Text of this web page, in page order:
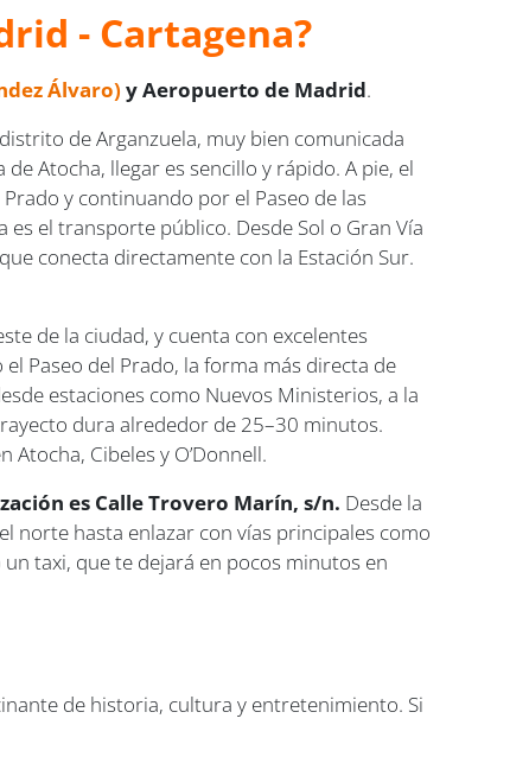
- Cartagena?
Álvaro) y Aeropuerto de Madrid.
de Arganzuela, muy bien comunicada
Atocha, llegar es sencillo y rápido. A pie, el
y continuando por el Paseo de las
el transporte público. Desde Sol o Gran Vía
conecta directamente con la Estación Sur.
de la ciudad, y cuenta con excelentes
Paseo del Prado, la forma más directa de
estaciones como Nuevos Ministerios, a la
dura alrededor de 25–30 minutos.
Cibeles y O’Donnell.
es Calle Trovero Marín, s/n. Desde la
norte hasta enlazar con vías principales como
taxi, que te dejará en pocos minutos en
de historia, cultura y entretenimiento. Si